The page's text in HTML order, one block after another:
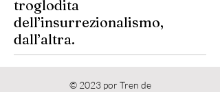
troglodita
dell’insurrezionalismo,
dall’altra.
Volver a Reseñas© 2023 por Tren de